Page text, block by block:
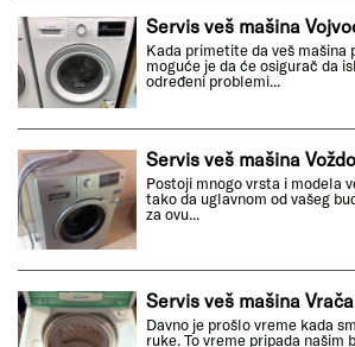
Servis veš mašina
Kada primetite da veš
moguće je da će osigurač da
određeni problemi...
Servis veš mašina
Postoji mnogo vrsta i modela
tako da uglavnom od vašeg
za ovu...
Servis veš mašina
Davno je prošlo vreme kada
ruke. To vreme pripada našim